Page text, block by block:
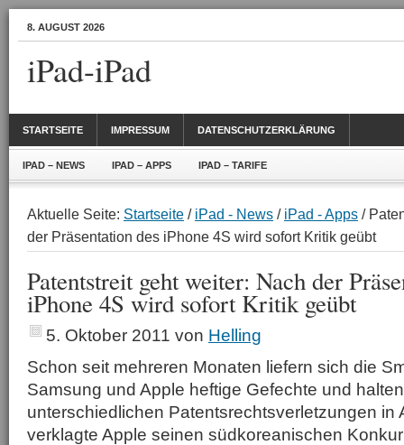
8. AUGUST 2026
iPad-iPad
STARTSEITE IMPRESSUM DATENSCHUTZERKLÄRUNG
IPAD – NEWS IPAD – APPS IPAD – TARIFE
Aktuelle Seite: Startseite / iPad - News / iPad - Apps /
der Präsentation des iPhone 4S wird sofort Kritik geübt
Patentstreit geht weiter: Nach der
iPhone 4S wird sofort Kritik geübt
5. Oktober 2011 von Helling
Schon seit mehreren Monaten liefern sich die
Samsung und Apple heftige Gefechte und
unterschiedlichen Patentsrechtsverletzungen in
verklagte Apple seinen südkoreanischen